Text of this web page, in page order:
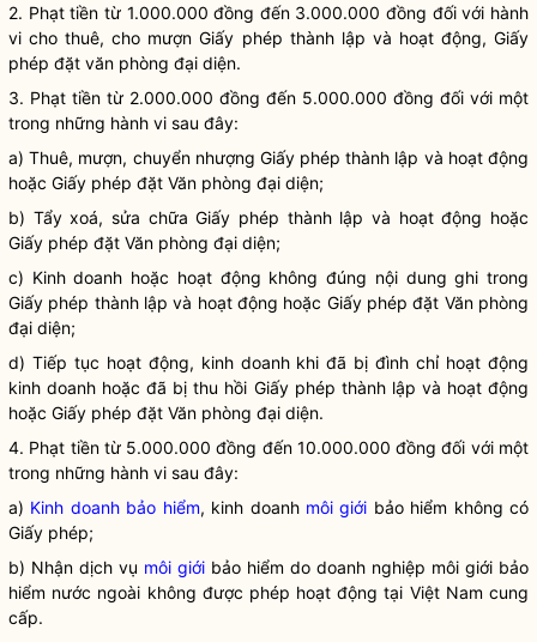
2. Phạt tiền từ 1.000.000 đồng đến 3.000.000 đồng đối với hành
vi cho thuê, cho mượn Giấy phép thành lập và hoạt động, Giấy
phép đặt văn phòng đại diện.
3. Phạt tiền từ 2.000.000 đồng đến 5.000.000 đồng đối với một
trong những hành vi sau đây:
a) Thuê, mượn, chuyển nhượng Giấy phép thành lập và hoạt động
hoặc Giấy phép đặt Văn phòng đại diện;
b) Tẩy xoá, sửa chữa Giấy phép thành lập và hoạt động hoặc
Giấy phép đặt Văn phòng đại diện;
c) Kinh doanh hoặc hoạt động không đúng nội dung ghi trong
Giấy phép thành lập và hoạt động hoặc Giấy phép đặt Văn phòng
đại diện;
d) Tiếp tục hoạt động, kinh doanh khi đã bị đình chỉ hoạt động
kinh doanh hoặc đã bị thu hồi Giấy phép thành lập và hoạt động
hoặc Giấy phép đặt Văn phòng đại diện.
4. Phạt tiền từ 5.000.000 đồng đến 10.000.000 đồng đối với một
trong những hành vi sau đây:
a) Kinh doanh bảo hiểm, kinh doanh môi giới bảo hiểm không có
Giấy phép;
b) Nhận dịch vụ môi giới bảo hiểm do doanh nghiệp môi giới bảo
hiểm nước ngoài không được phép hoạt động tại Việt Nam cung
cấp.